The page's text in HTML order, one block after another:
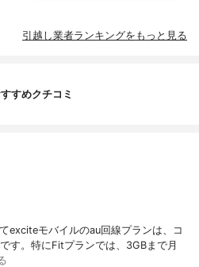
引越し業者ランキングをもっと見る
すめクチコミ
exciteモバイルのau回線プランは、コ
す。特にFitプランでは、3GBまで月